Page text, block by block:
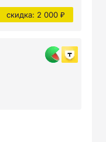
скидка: 2 000 ₽